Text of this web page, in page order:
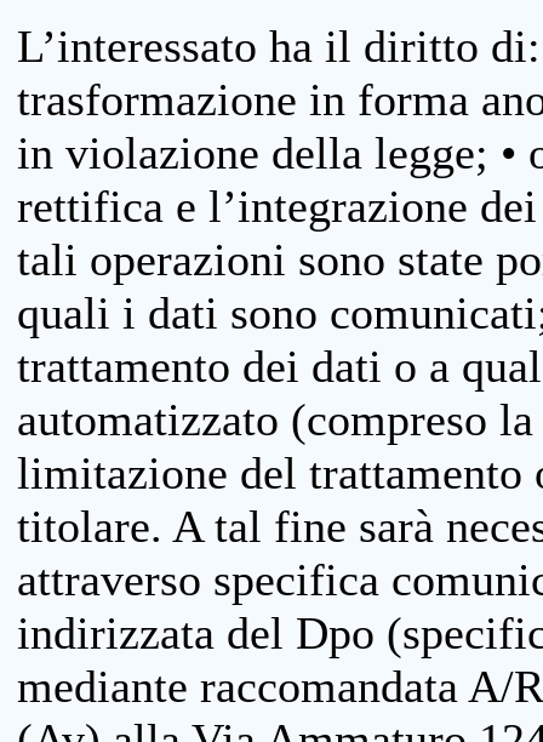
L’interessato ha il diritto
trasformazione in forma
in violazione della legge; •
rettifica e l’integrazione
tali operazioni sono state
quali i dati sono
trattamento dei dati o a
automatizzato (compreso
limitazione del trattamento
titolare. A tal fine sarà
attraverso specifica
indirizzata del Dpo
mediante raccomandata